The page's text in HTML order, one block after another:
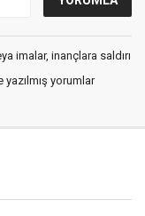
imalar, inançlara saldırı
yorumlar